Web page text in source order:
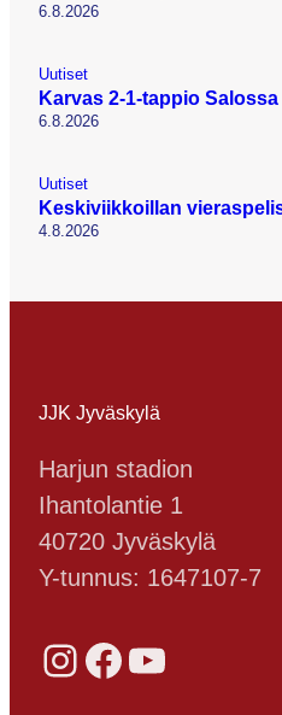
6.8.2026
Uutiset
Karvas 2-1-tappio Salossa
6.8.2026
Uutiset
Keskiviikkoillan
4.8.2026
JJK Jyväskylä
Harjun stadion
Ihantolantie 1
40720 Jyväskylä
Y-tunnus: 1647107-7
Instagram Facebook YouTube